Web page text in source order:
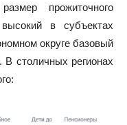
прожиточного
в субъектах
округе базовый
В столичных регионах